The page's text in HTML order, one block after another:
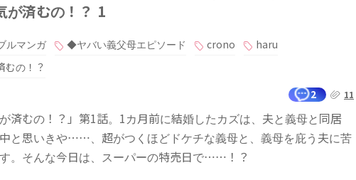
が済むの！？ 1
ルマンガ ◆ヤバい義父母エピソード crono
haru
むの！？
2 11
済むの！？」第1話。1カ月前に結婚したカズは、夫と義母と同居
と思いきや……、超がつくほどドケチな義母と、義母を庇う夫に苦
。そんな今日は、スーパーの特売日で……！？